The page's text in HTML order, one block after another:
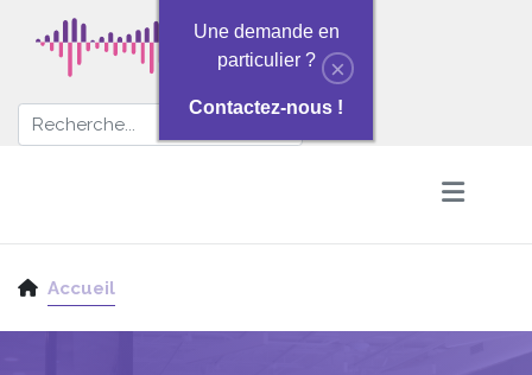
Accueil
×
Une demande en
particulier ?
Contactez-nous !